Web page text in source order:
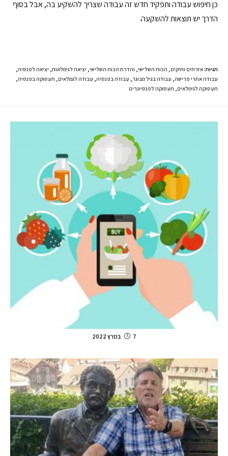
כן חיפוש עבודה ותפקיד חדש זה עבודה שצריך להשקיע בה, אבל בסוף
הדרך יש תוצאות להשקעה.
תגיות: אזרחים ותיקים, הכוח השלישי, והדרת הכוח השלישי, יציאה לגימלאות, יציאה לפנסיה,
עבודה אחרי פרישה, עבודה בגיל מבוגר, עבודה בפנסיה, עבודה לגמלאים, תעסוקה בפנסיה,
תעסוקה לגימלאים, תעסוקה לפנסיונרים
7 במרץ 2022